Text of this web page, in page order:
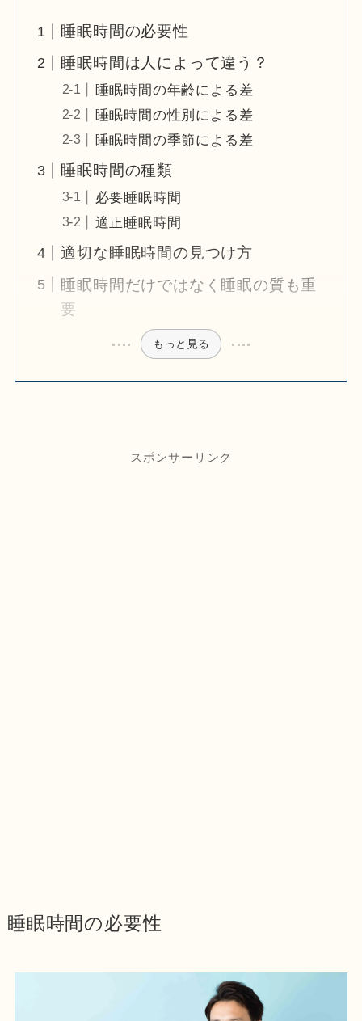
睡眠時間の必要性
睡眠時間は人によって違う？
睡眠時間の年齢による差
睡眠時間の性別による差
睡眠時間の季節による差
睡眠時間の種類
必要睡眠時間
適正睡眠時間
適切な睡眠時間の見つけ方
睡眠時間だけではなく睡眠の質も重
要
もっと見る
スポンサーリンク
睡眠時間の必要性